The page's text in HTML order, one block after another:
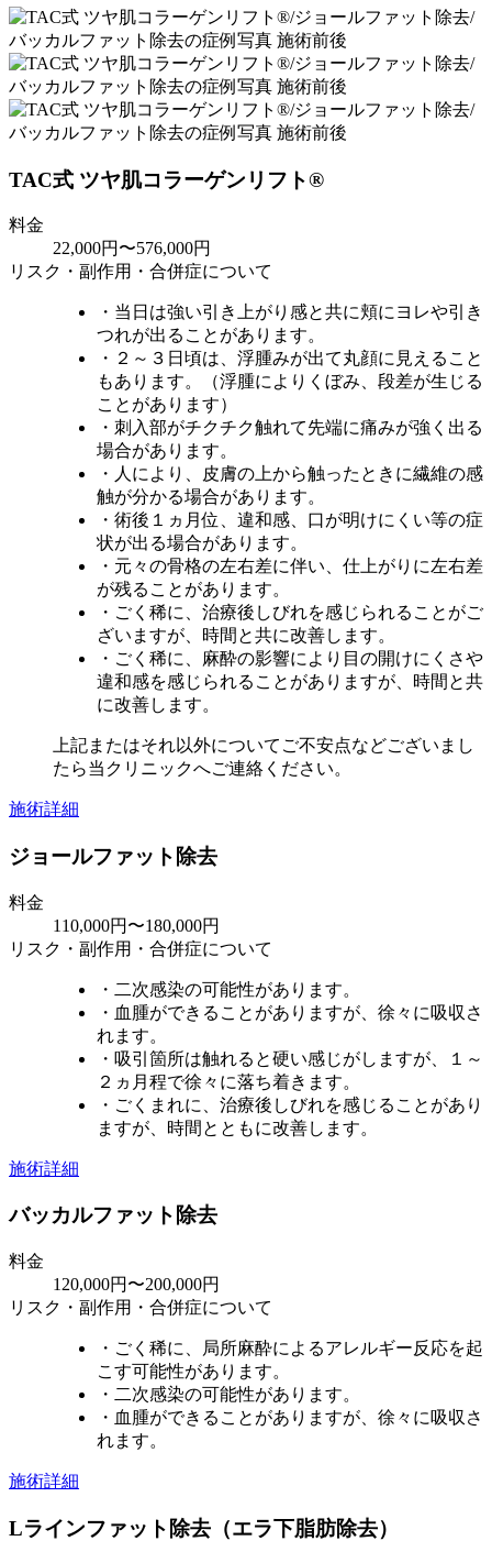
TAC式 ツヤ肌コラーゲンリフト®
料金
22,000円〜576,000円
リスク・副作用・合併症について
・当日は強い引き上がり感と共に頬にヨレや引き
つれが出ることがあります。
・２～３日頃は、浮腫みが出て丸顔に見えること
もあります。（浮腫によりくぼみ、段差が生じる
ことがあります）
・刺入部がチクチク触れて先端に痛みが強く出る
場合があります。
・人により、皮膚の上から触ったときに繊維の感
触が分かる場合があります。
・術後１ヵ月位、違和感、口が明けにくい等の症
状が出る場合があります。
・元々の骨格の左右差に伴い、仕上がりに左右差
が残ることがあります。
・ごく稀に、治療後しびれを感じられることがご
ざいますが、時間と共に改善します。
・ごく稀に、麻酔の影響により目の開けにくさや
違和感を感じられることがありますが、時間と共
に改善します。
上記またはそれ以外についてご不安点などございまし
たら当クリニックへご連絡ください。
施術詳細
ジョールファット除去
料金
110,000円〜180,000円
リスク・副作用・合併症について
・二次感染の可能性があります。
・血腫ができることがありますが、徐々に吸収さ
れます。
・吸引箇所は触れると硬い感じがしますが、１～
２ヵ月程で徐々に落ち着きます。
・ごくまれに、治療後しびれを感じることがあり
ますが、時間とともに改善します。
施術詳細
バッカルファット除去
料金
120,000円〜200,000円
リスク・副作用・合併症について
・ごく稀に、局所麻酔によるアレルギー反応を起
こす可能性があります。
・二次感染の可能性があります。
・血腫ができることがありますが、徐々に吸収さ
れます。
施術詳細
Lラインファット除去（エラ下脂肪除去）